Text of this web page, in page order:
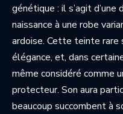
génétique : il s’agit
naissance à une robe
ardoise. Cette teinte
élégance, et, dans
même considéré comme
protecteur. Son aura
beaucoup succombent à